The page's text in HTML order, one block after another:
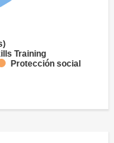
Training
Protección social